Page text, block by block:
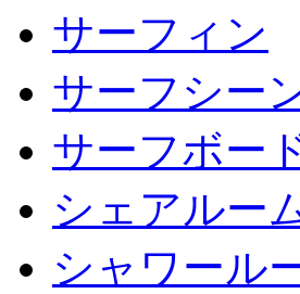
サーフィン
サーフシー
サーフボー
シェアルー
シャワール